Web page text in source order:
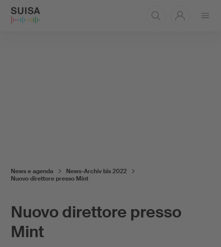
Nuovo direttore presso
Mint
News e agenda
News-Archiv bis 2022
Nuovo direttore presso Mint